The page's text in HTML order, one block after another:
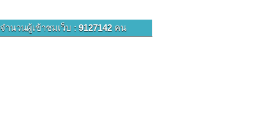
จำนวนผู้เข้าชมเว็บ : 9127142 คน